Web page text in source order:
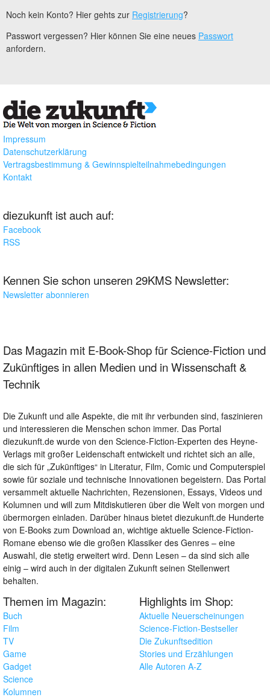
Noch kein Konto? Hier gehts zur Registrierung?
Passwort vergessen? Hier können Sie eine neues Passwort
anfordern.
Impressum
Datenschutzerklärung
Vertragsbestimmung & Gewinnspielteilnahmebedingungen
Kontakt
diezukunft ist auch auf:
Facebook
RSS
Kennen Sie schon unseren 29KMS Newsletter:
Newsletter abonnieren
Das Magazin mit E-Book-Shop für Science-Fiction und
Zukünftiges in allen Medien und in Wissenschaft &
Technik
Die Zukunft und alle Aspekte, die mit ihr verbunden sind, faszinieren
und interessieren die Menschen schon immer. Das Portal
diezukunft.de wurde von den Science-Fiction-Experten des Heyne-
Verlags mit großer Leidenschaft entwickelt und richtet sich an alle,
die sich für „Zukünftiges“ in Literatur, Film, Comic und Computerspiel
sowie für soziale und technische Innovationen begeistern. Das Portal
versammelt aktuelle Nachrichten, Rezensionen, Essays, Videos und
Kolumnen und will zum Mitdiskutieren über die Welt von morgen und
übermorgen einladen. Darüber hinaus bietet diezukunft.de Hunderte
von E-Books zum Download an, wichtige aktuelle Science-Fiction-
Romane ebenso wie die großen Klassiker des Genres – eine
Auswahl, die stetig erweitert wird. Denn Lesen – da sind sich alle
einig – wird auch in der digitalen Zukunft seinen Stellenwert
behalten.
Themen im Magazin:
Buch
Film
TV
Game
Gadget
Science
Kolumnen
Highlights im Shop:
Aktuelle Neuerscheinungen
Science-Fiction-Bestseller
Die Zukunftsedition
Stories und Erzählungen
Alle Autoren A-Z